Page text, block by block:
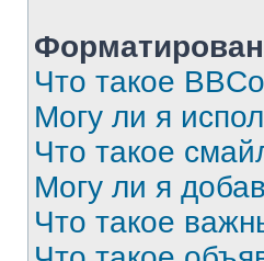
Что такое
Могу ли я
Что такое
Могу ли я
Что такое